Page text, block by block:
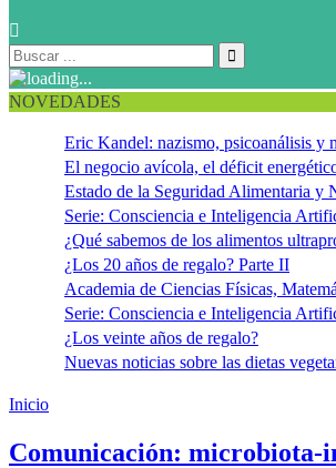
NOVEDADES
Eric Kandel: nazismo, psicoanálisis y
El negocio avícola, el déficit
Estado de la Seguridad Alimentaria y
Serie: Consciencia e Inteligencia
¿Qué sabemos de los alimentos
¿Los 20 años de regalo? Parte II
Academia de Ciencias Físicas,
Serie: Consciencia e Inteligencia
¿Los veinte años de regalo?
Nuevas noticias sobre las dietas
Inicio
Comunicación: microbiota-